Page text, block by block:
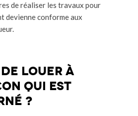
de réaliser les travaux pour
devienne conforme aux
de louer à
qui est
?